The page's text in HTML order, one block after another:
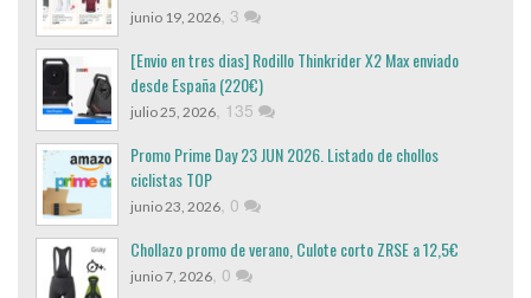
junio 19, 2026, 3
[Envio en tres dias] Rodillo Thinkrider X2 Max enviado
desde España (220€)
julio 25, 2026, 135
Promo Prime Day 23 JUN 2026. Listado de chollos
ciclistas TOP
junio 23, 2026, 0
Chollazo promo de verano, Culote corto ZRSE a 12,5€
junio 7, 2026, 0